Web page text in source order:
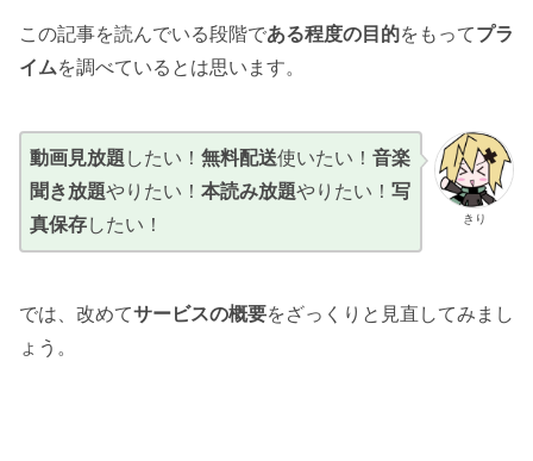
この記事を読んでいる段階である程度の目的をもってプラ
イムを調べているとは思います。
きり
動画見放題 したい！ 無料配送使いたい！ 音楽
聞き放題やりたい！ 本読み放題やりたい！ 写
真保存したい！
では、改めてサービスの概要をざっくりと見直してみまし
ょう。